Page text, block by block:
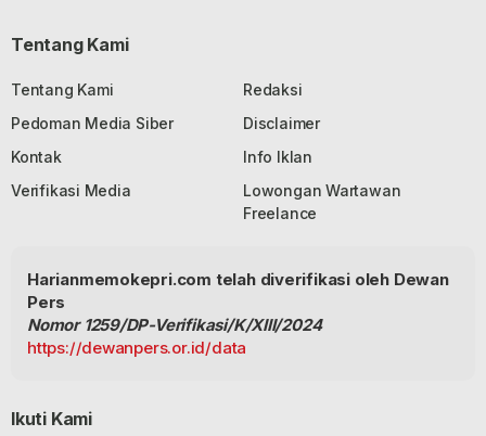
Tentang Kami
Tentang Kami
Redaksi
Pedoman Media Siber
Disclaimer
Kontak
Info Iklan
Verifikasi Media
Lowongan Wartawan
Freelance
Harianmemokepri.com telah diverifikasi oleh Dewan
Pers
Nomor 1259/DP-Verifikasi/K/XIII/2024
https://dewanpers.or.id/data
Ikuti Kami